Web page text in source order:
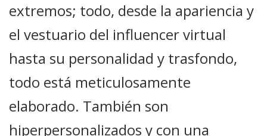
extremos; todo, desde la apariencia y
el vestuario del influencer virtual
hasta su personalidad y trasfondo,
todo está meticulosamente
elaborado. También son
hiperpersonalizados y con una